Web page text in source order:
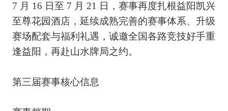
7 月 16 日至 7 月 21 日，赛事再度扎根益阳凯兴
至尊花园酒店，延续成熟完善的赛事体系、升级
赛场配套与福利礼遇，诚邀全国各路竞技好手重
逢益阳，再赴山水牌局之约。
第三届赛事核心信息